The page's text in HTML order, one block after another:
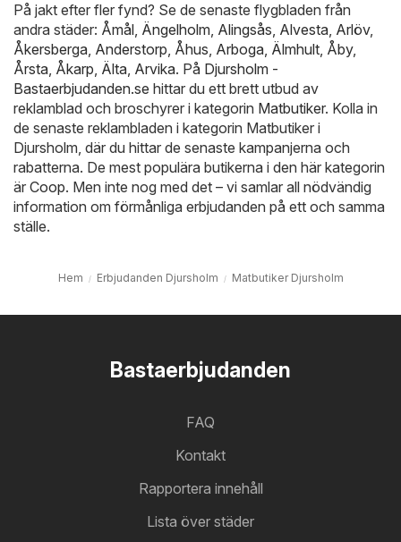
På jakt efter fler fynd? Se de senaste flygbladen från
andra städer: Åmål, Ängelholm, Alingsås, Alvesta, Arlöv,
Åkersberga, Anderstorp, Åhus, Arboga, Älmhult, Åby,
Årsta, Åkarp, Älta, Arvika. På Djursholm -
Bastaerbjudanden.se hittar du ett brett utbud av
reklamblad och broschyrer i kategorin Matbutiker. Kolla in
de senaste reklambladen i kategorin Matbutiker i
Djursholm, där du hittar de senaste kampanjerna och
rabatterna. De mest populära butikerna i den här kategorin
är Coop. Men inte nog med det – vi samlar all nödvändig
information om förmånliga erbjudanden på ett och samma
ställe.
Hem Erbjudanden Djursholm Matbutiker Djursholm
Bastaerbjudanden
FAQ
Kontakt
Rapportera innehåll
Lista över städer